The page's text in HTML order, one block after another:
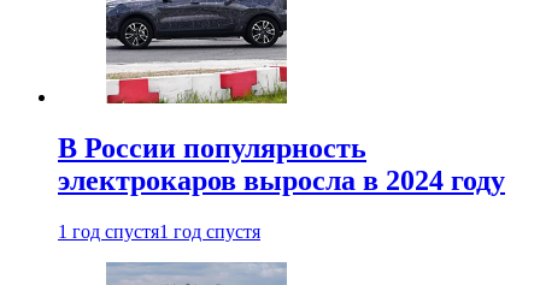
В России популярность
электрокаров выросла в 2024 году
1 год спустя1 год спустя